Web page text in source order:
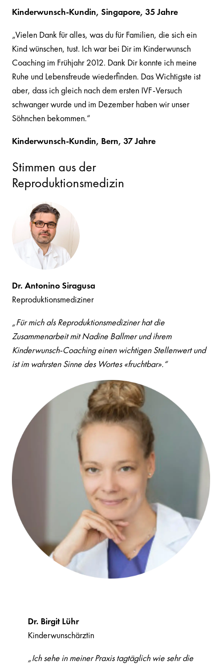
Kinderwunsch-Kundin, Singapore, 35 Jahre
„Vielen Dank für alles, was du für Familien, die sich ein
Kind wünschen, tust. Ich war bei Dir im Kinderwunsch
Coaching im Frühjahr 2012. Dank Dir konnte ich meine
Ruhe und Lebensfreude wiederfinden. Das Wichtigste ist
aber, dass ich gleich nach dem ersten IVF-Versuch
schwanger wurde und im Dezember haben wir unser
Söhnchen bekommen.“
Kinderwunsch-Kundin, Bern, 37 Jahre
Stimmen aus der
Reproduktionsmedizin
Dr. Antonino Siragusa
Reproduktionsmediziner
„Für mich als Reproduktionsmediziner hat die
Zusammenarbeit mit Nadine Ballmer und ihrem
Kinderwunsch-Coaching einen wichtigen Stellenwert und
ist im wahrsten Sinne des Wortes «fruchtbar».“
Dr. Birgit Lühr
Kinderwunschärztin
„Ich sehe in meiner Praxis tagtäglich wie sehr die